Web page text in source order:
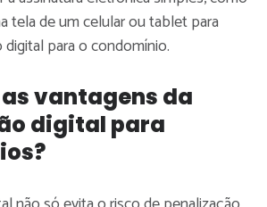
tela de um celular ou tablet para
para o condomínio.
vantagens da
digital para